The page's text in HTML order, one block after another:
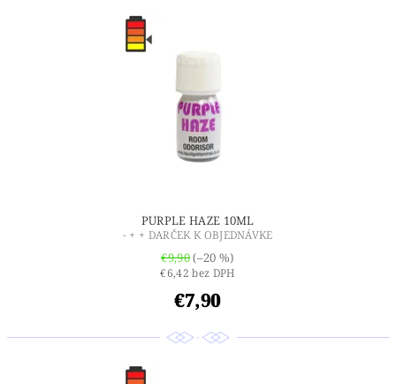
PURPLE HAZE 10ML
- + + DARČEK K OBJEDNÁVKE
€9,90(–20 %)
€6,42 bez DPH
€7,90